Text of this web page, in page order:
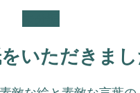
いただきまし